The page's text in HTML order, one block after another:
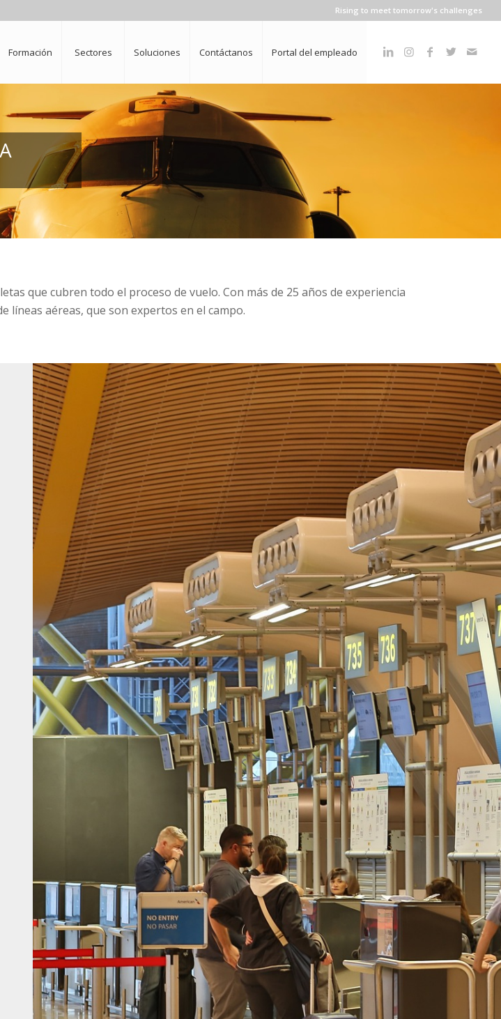
Rising to meet tomorrow's challenges
Formación Sectores Soluciones Contáctanos Portal del empleado
que cubren todo el proceso de vuelo. Con más de 25 años de experiencia
líneas aéreas, que son expertos en el campo.